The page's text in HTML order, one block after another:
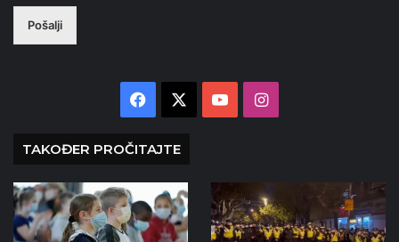
Pošalji
Facebook YouTubeInstagram
TAKOĐER PROČITAJTE